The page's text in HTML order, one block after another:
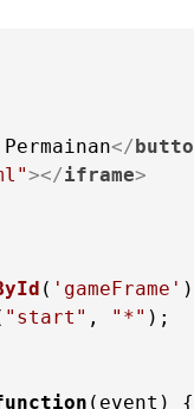
</
></iframe>
( 'gameFrame'
"start" , "*" );
( event